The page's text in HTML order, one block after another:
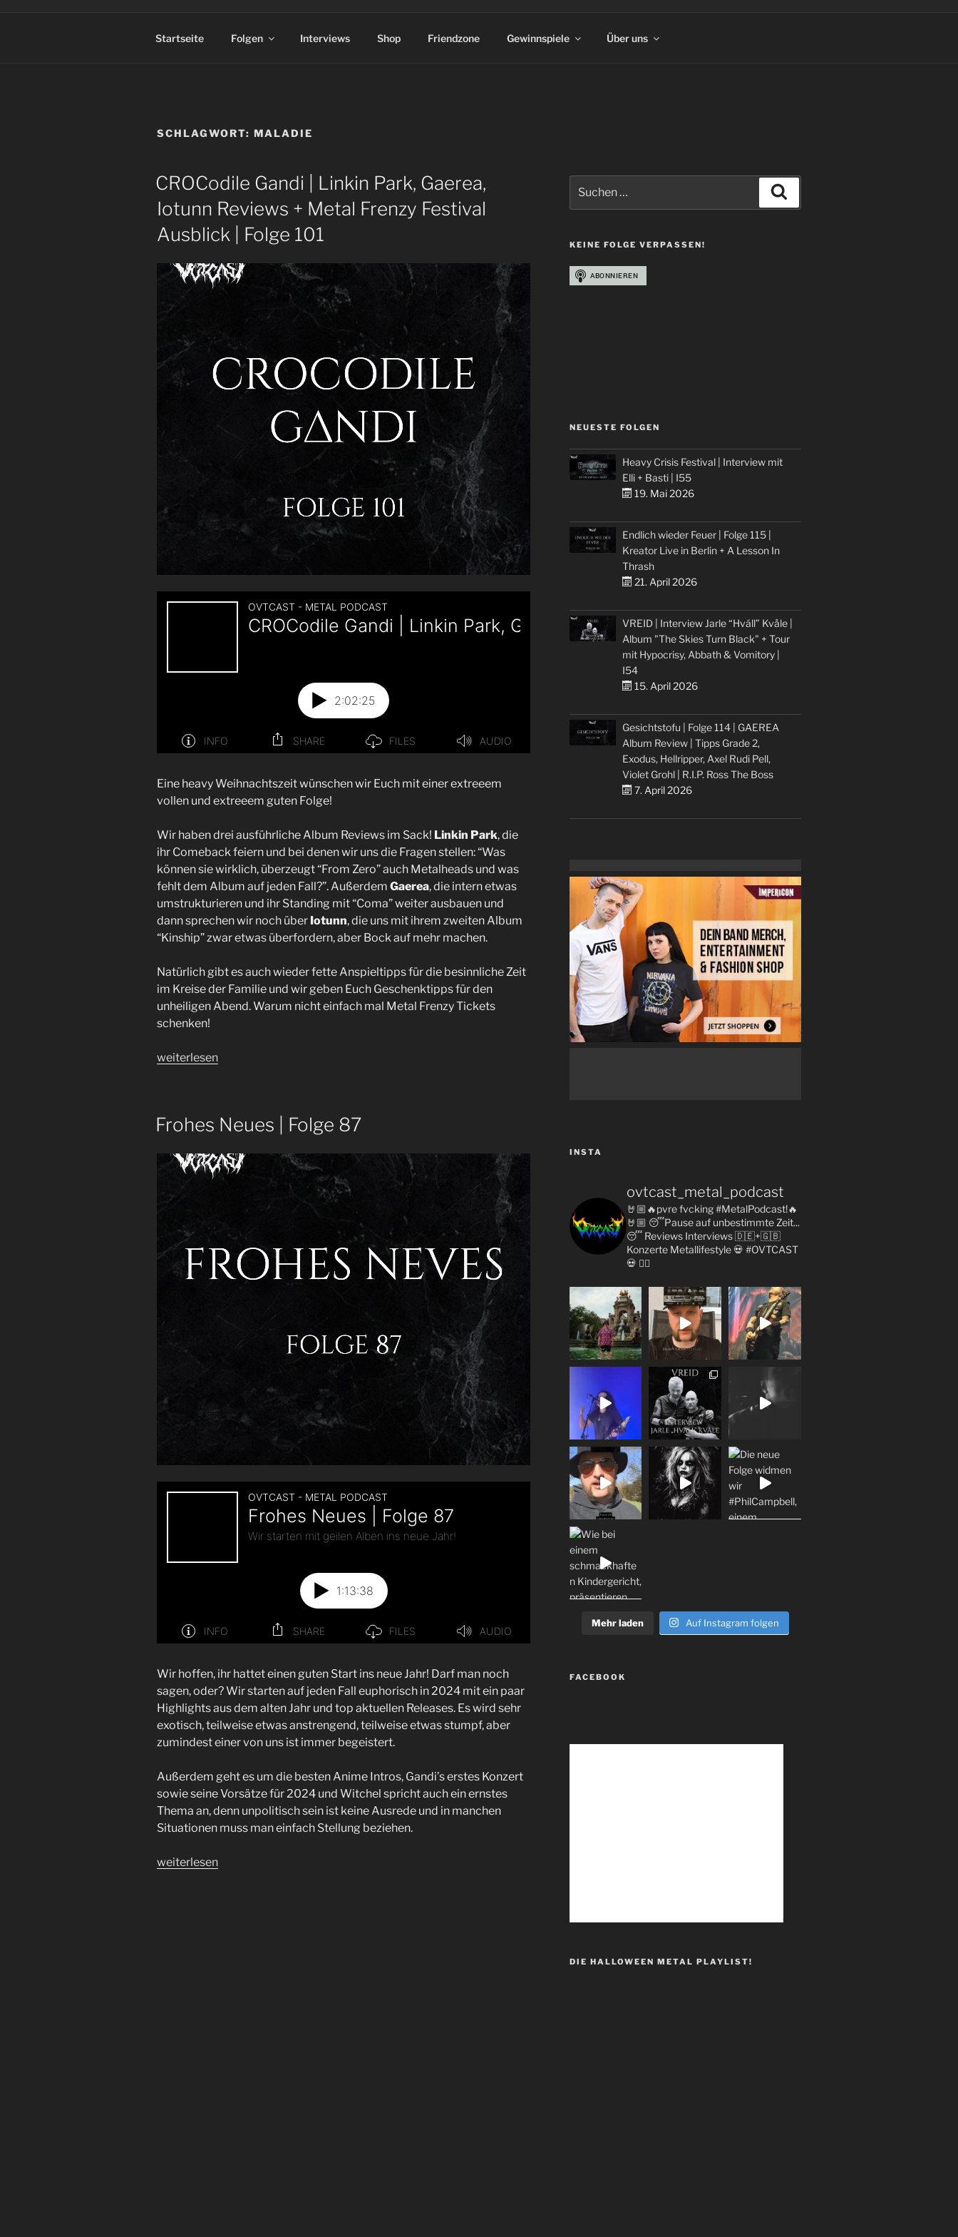
Startseite Folgen Interviews Shop Friendzone Gewinnspiele Über uns
SCHLAGWORT: MALADIE
CROCodile Gandi | Linkin Park, Gaerea,
Iotunn Reviews + Metal Frenzy Festival
Ausblick | Folge 101
Eine heavy Weihnachtszeit wünschen wir Euch mit einer extreeem
vollen und extreeem guten Folge!
Wir haben drei ausführliche Album Reviews im Sack! Linkin Park, die
ihr Comeback feiern und bei denen wir uns die Fragen stellen: “Was
können sie wirklich, überzeugt “From Zero” auch Metalheads und was
fehlt dem Album auf jeden Fall?”. Außerdem Gaerea, die intern etwas
umstrukturieren und ihr Standing mit “Coma” weiter ausbauen und
dann sprechen wir noch über Iotunn, die uns mit ihrem zweiten Album
“Kinship” zwar etwas überfordern, aber Bock auf mehr machen.
Natürlich gibt es auch wieder fette Anspieltipps für die besinnliche Zeit
im Kreise der Familie und wir geben Euch Geschenktipps für den
unheiligen Abend. Warum nicht einfach mal Metal Frenzy Tickets
schenken!
„CROCodile
Park,
Iotunn
Reviews
Metal
Frenzy
Festival
Ausblick
weiterlesen
Frohes Neues | Folge 87
Wir hoffen, ihr hattet einen guten Start ins neue Jahr! Darf man noch
sagen, oder? Wir starten auf jeden Fall euphorisch in 2024 mit ein paar
Highlights aus dem alten Jahr und top aktuellen Releases. Es wird sehr
exotisch, teilweise etwas anstrengend, teilweise etwas stumpf, aber
zumindest einer von uns ist immer begeistert.
Außerdem geht es um die besten Anime Intros, Gandi’s erstes Konzert
sowie seine Vorsätze für 2024 und Witchel spricht auch ein ernstes
Thema an, denn unpolitisch sein ist keine Ausrede und in manchen
Situationen muss man einfach Stellung beziehen.
„Frohes
weiterlesen
nach:
KEINE FOLGE VERPASSEN!
NEUESTE FOLGEN
Heavy Crisis Festival | Interview mit
Elli + Basti | I55
19. Mai 2026
Endlich wieder Feuer | Folge 115 |
Kreator Live in Berlin + A Lesson In
Thrash
21. April 2026
VREID | Interview Jarle “Hváll” Kvåle |
Album "The Skies Turn Black" + Tour
mit Hypocrisy, Abbath & Vomitory |
I54
15. April 2026
Gesichtstofu | Folge 114 | GAEREA
Album Review | Tipps Grade 2,
Exodus, Hellripper, Axel Rudi Pell,
Violet Grohl | R.I.P. Ross The Boss
7. April 2026
INSTA
ovtcast_metal_podcast
🤘🏼🔥pvre fvcking #MetalPodcast!🔥
🤘🏼 😴Pause auf unbestimmte Zeit...
😴Reviews Interviews 🇩🇪+🇬🇧
KonzerteMetallifestyle💀 #OVTCAST
💀 👇🏼
Mehr laden Auf Instagram folgen
FACEBOOK
DIE HALLOWEEN METAL PLAYLIST!